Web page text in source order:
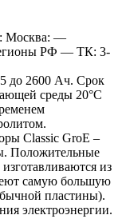
Москва: —
РФ — ТК: 3-
до 2600 Aч. Срок
среды 20°C
Classic GroE –
Положительные
из
самую большую
пластины).
электроэнергии.